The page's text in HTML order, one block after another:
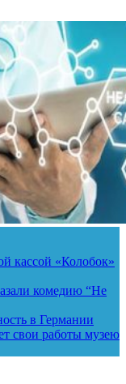
кассой «Колобок»
комедию “Не
в Германии
свои работы музею